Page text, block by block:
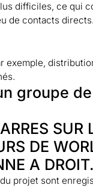
difficiles, ce qui
de contacts directs.
exemple,
SUR
DE
A DROIT.
projet sont